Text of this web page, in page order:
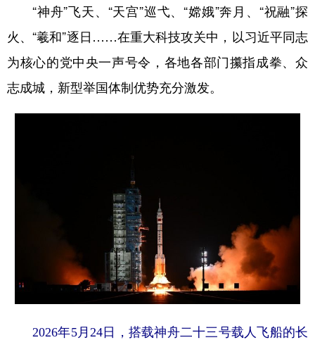
“神舟”飞天、“天宫”巡弋、“嫦娥”奔月、“祝融”探
火、“羲和”逐日……在重大科技攻关中，以习近平同志
为核心的党中央一声号令，各地各部门攥指成拳、众
志成城，新型举国体制优势充分激发。
2026年5月24日，搭载神舟二十三号载人飞船的长